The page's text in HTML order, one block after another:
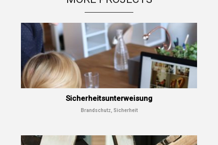
Sicherheitsunterweisung
Brandschutz, Sicherheit